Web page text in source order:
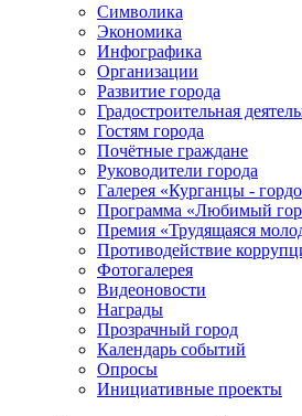
Символика
Экономика
Инфографика
Организации
Развитие города
Градостроительная
Гостям города
Почётные граждане
Руководители города
Галерея «Курганцы -
Программа «Любимый
Премия «Трудящаяся
Противодействие
Фотогалерея
Видеоновости
Награды
Прозрачный город
Календарь событий
Опросы
Инициативные проекты